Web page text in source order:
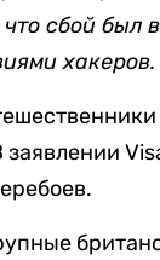
сбой был
хакеров.